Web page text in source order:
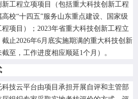
新工程立项项目（包括重大科技创新工程
校“十四五”服务山东重点建设、国家级
项目）；2023年省重大科技创新工程立
止2026年6月底实施期满的重大科技创新
至，工作进度相应顺延1个月）。
技云平台由项目承担开展自评和主管部